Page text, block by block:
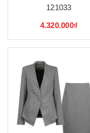
121033
4.320.000₫